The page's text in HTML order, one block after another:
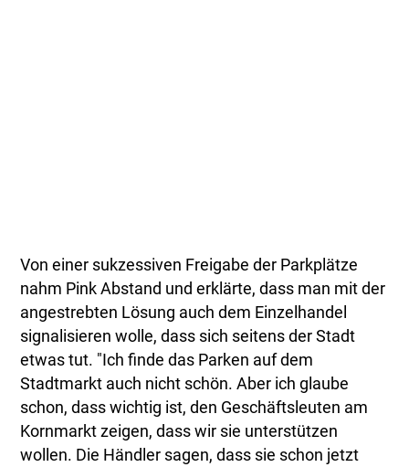
Von einer sukzessiven Freigabe der Parkplätze
nahm Pink Abstand und erklärte, dass man mit der
angestrebten Lösung auch dem Einzelhandel
signalisieren wolle, dass sich seitens der Stadt
etwas tut. "Ich finde das Parken auf dem
Stadtmarkt auch nicht schön. Aber ich glaube
schon, dass wichtig ist, den Geschäftsleuten am
Kornmarkt zeigen, dass wir sie unterstützen
wollen. Die Händler sagen, dass sie schon jetzt